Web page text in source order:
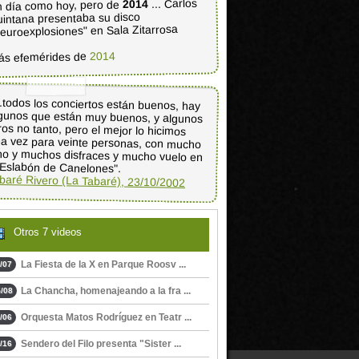
día como hoy, pero de 2014 ... Carlos
presentaba su disco
en Sala Zitarrosa
efemérides de 2014
los conciertos están buenos, hay
que están muy buenos, y algunos
no tanto, pero el mejor lo hicimos
vez para veinte personas, con mucho
y muchos disfraces y mucho vuelo en
de Canelones".
Rivero (La Tabaré), 23/10/2002
Otros 7 videos
07 La Fiesta de la X en Parque Roosv ...
08 La Chancha, homenajeando a la fra ...
06 Orquesta Matos Rodríguez en Teatr ...
16 Sendero del Filo presenta "Sister ...